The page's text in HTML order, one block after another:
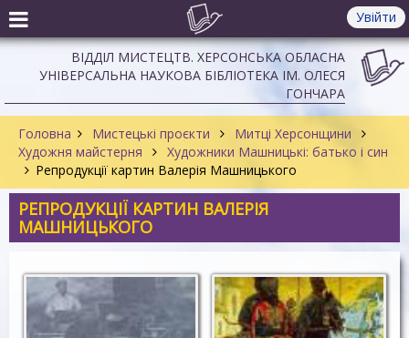
Увійти
ВІДДІЛ МИСТЕЦТВ. ХЕРСОНСЬКА ОБЛАСНА
УНІВЕРСАЛЬНА НАУКОВА БІБЛІОТЕКА ІМ. ОЛЕСЯ
ГОНЧАРА
Головна Мистецькі проєкти
Митці Херсонщини
Художня майстерня
Художники Машницькі: батько і син
Репродукції картин Валерія Машницького
РЕПРОДУКЦІЇ КАРТИН ВАЛЕРІЯ
МАШНИЦЬКОГО
Каховка. 1920 р.
1978 р.
Гетьман Петро
Конашевич-
Сагайдачний.